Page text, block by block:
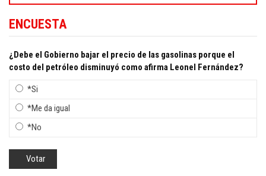
ENCUESTA
¿Debe el Gobierno bajar el precio de las gasolinas porque el
costo del petróleo disminuyó como afirma Leonel Fernández?
*Si
*Me da igual
*No